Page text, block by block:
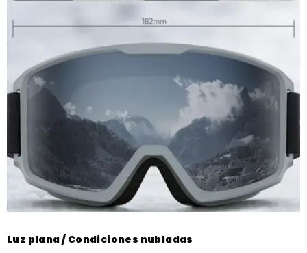
Luz plana / Condiciones nubladas